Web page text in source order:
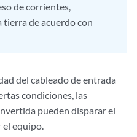
de corrientes,
de acuerdo con
del cableado de entrada
condiciones, las
pueden disparar el
equipo.